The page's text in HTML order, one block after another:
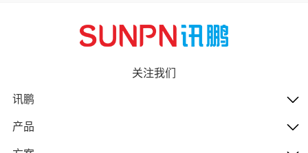
关注我们
讯鹏
产品